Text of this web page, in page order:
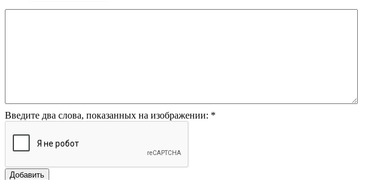
Введите два слова, показанных на изображении: *